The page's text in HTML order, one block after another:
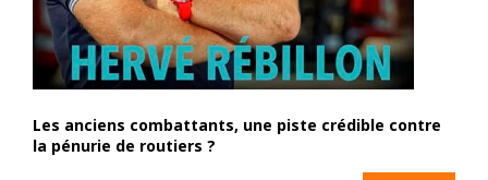
Les anciens combattants, une piste crédible contre
la pénurie de routiers ?